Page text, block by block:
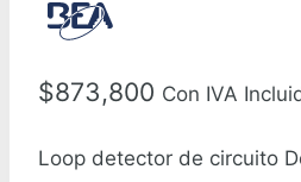
$873,800 Con IVA
Loop detector de circuito